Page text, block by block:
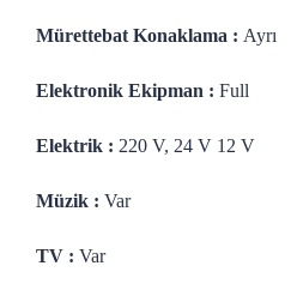
Mürettebat Konaklama : Ayrı
Elektronik Ekipman : Full
Elektrik : 220 V, 24 V 12 V
Müzik : Var
TV : Var